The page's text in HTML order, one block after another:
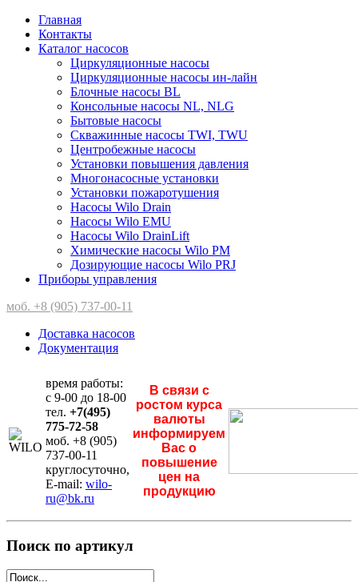
Главная
Контакты
Каталог насосов
Циркуляционные насосы
Циркуляционные насосы ин-лайн
Блочные насосы BL
Консольные насосы NL, NLG
Бытовые насосы
Скважинные насосы TWI, TWU
Центробежные насосы
Установки повышения давления
Многонасосные установки
Установки пожаротушения
Насосы Wilo Drain
Насосы Wilo EMU
Насосы Wilo DrainLift
Химические насосы Wilo PM
Дозирующие насосы Wilo PRJ
Приборы управления
моб. +8 (905) 737-00-11
Доставка насосов
Документация
время работы:
с 9-00 до 18-00
тел. +7(495)
775-72-58
моб. +8 (905)
737-00-11
круглосуточно,
E-mail: wilo-
ru@bk.ru
В связи с
ростом курса
валюты
информируем
Вас о
повышение
цен на
продукцию
Поиск по артикул